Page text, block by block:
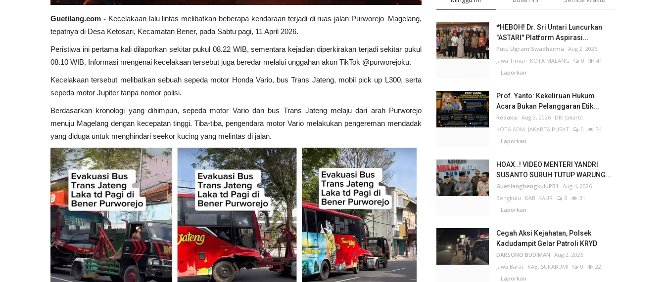
Guetilang.com -Kecelakaan lalu lintas melibatkan beberapa kendaraan terjadi di ruas jalan Purworejo–Magelang,
tepatnya di Desa Ketosari, Kecamatan Bener, pada Sabtu pagi, 11 April 2026.
Peristiwa ini pertama kali dilaporkan sekitar pukul 08.22 WIB, sementara kejadian diperkirakan terjadi sekitar pukul
08.10 WIB. Informasi mengenai kecelakaan tersebut juga beredar melalui unggahan akun TikTok @purworejoku.
Kecelakaan tersebut melibatkan sebuah sepeda motor Honda Vario, bus Trans Jateng, mobil pick up L300, serta
sepeda motor Jupiter tanpa nomor polisi.
Berdasarkan kronologi yang dihimpun, sepeda motor Vario dan bus Trans Jateng melaju dari arah Purworejo
menuju Magelang dengan kecepatan tinggi. Tiba-tiba, pengendara motor Vario melakukan pengereman mendadak
yang diduga untuk menghindari seekor kucing yang melintas di jalan.
*HEBOH! Dr. Sri Untari Luncurkan
"ASTARI" Platform Aspirasi...
Putu Ugram Swadharma Aug 2, 2026
Jawa Timur KOTA MALANG 0
41
Laporkan
Prof. Yanto: Kekeliruan Hukum
Acara Bukan Pelanggaran Etik...
Redaksi Aug 3, 2026 DKI Jakarta
KOTA ADM. JAKARTA PUSAT
0
34
Laporkan
HOAX..! VIDEO MENTERI YANDRI
SUSANTO SURUH TUTUP WARUNG...
GuetilangbengkuluPB1
Aug 4, 2026
Bengkulu
KAB. KAUR 0
31
Laporkan
Cegah Aksi Kejahatan, Polsek
Kadudampit Gelar Patroli KRYD
DARSONO BUDIMAN Aug 2, 2026
Jawa Barat KAB. SUKABUMI 0
22
Laporkan